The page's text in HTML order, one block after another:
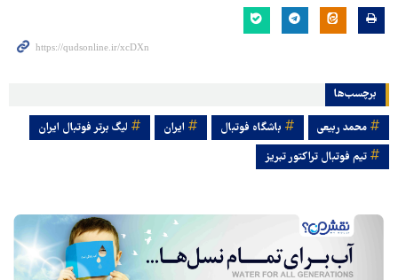
برچسب‌ها
محمد ربیعی باشگاه فوتبال ایران
لیگ برتر فوتبال ایران
تیم فوتبال تراکتور تبریز